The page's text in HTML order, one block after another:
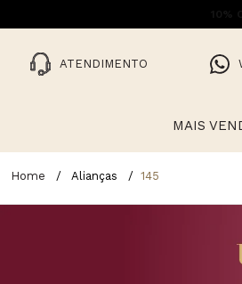
ATENDIMENTO
MAIS
Alianças 145